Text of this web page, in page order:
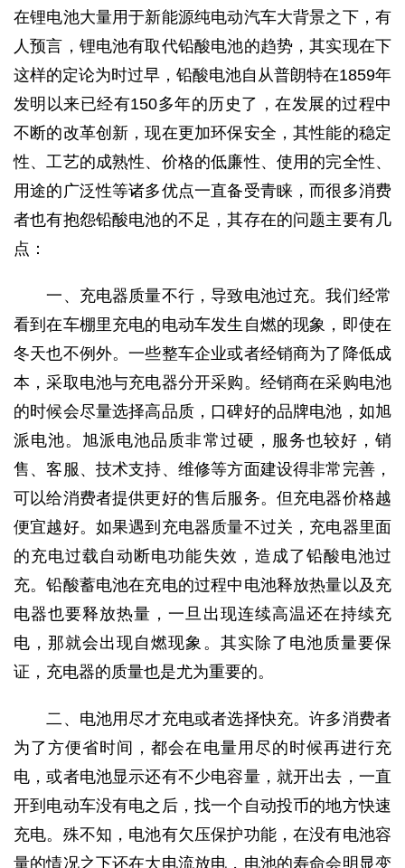
在锂电池大量用于新能源纯电动汽车大背景之下，有
人预言，锂电池有取代铅酸电池的趋势，其实现在下
这样的定论为时过早，铅酸电池自从普朗特在1859年
发明以来已经有150多年的历史了，在发展的过程中
不断的改革创新，现在更加环保安全，其性能的稳定
性、工艺的成熟性、价格的低廉性、使用的完全性、
用途的广泛性等诸多优点一直备受青睐，而很多消费
者也有抱怨铅酸电池的不足，其存在的问题主要有几
点：
一、充电器质量不行，导致电池过充。我们经常
看到在车棚里充电的电动车发生自燃的现象，即使在
冬天也不例外。一些整车企业或者经销商为了降低成
本，采取电池与充电器分开采购。经销商在采购电池
的时候会尽量选择高品质，口碑好的品牌电池，如旭
派电池。旭派电池品质非常过硬，服务也较好，销
售、客服、技术支持、维修等方面建设得非常完善，
可以给消费者提供更好的售后服务。但充电器价格越
便宜越好。如果遇到充电器质量不过关，充电器里面
的充电过载自动断电功能失效，造成了铅酸电池过
充。铅酸蓄电池在充电的过程中电池释放热量以及充
电器也要释放热量，一旦出现连续高温还在持续充
电，那就会出现自燃现象。其实除了电池质量要保
证，充电器的质量也是尤为重要的。
二、电池用尽才充电或者选择快充。许多消费者
为了方便省时间，都会在电量用尽的时候再进行充
电，或者电池显示还有不少电容量，就开出去，一直
开到电动车没有电之后，找一个自动投币的地方快速
充电。殊不知，电池有欠压保护功能，在没有电池容
量的情况之下还在大电流放电，电池的寿命会明显变